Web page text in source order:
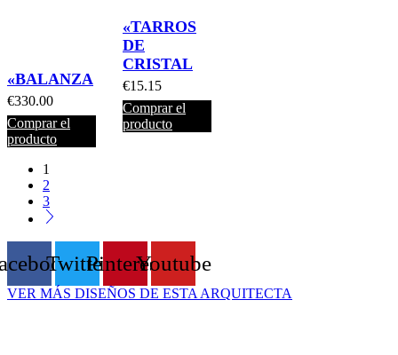
«BALANZA
€330.00
Comprar el
producto
«TARROS
DE
CRISTAL
€15.15
Comprar el
producto
1
2
3
TwitterPinterestYoutube
VER MÁS DISEÑOS DE ESTA ARQUITECTA